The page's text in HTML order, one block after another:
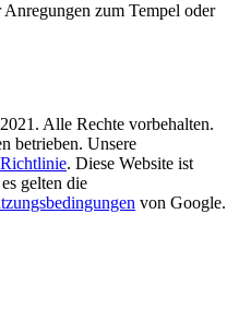
zum Tempel oder
Alle Rechte vorbehalten.
betrieben. Unsere
. Diese Website ist
gelten die
von Google.